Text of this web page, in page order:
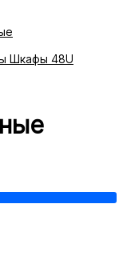
Шкафы 48U